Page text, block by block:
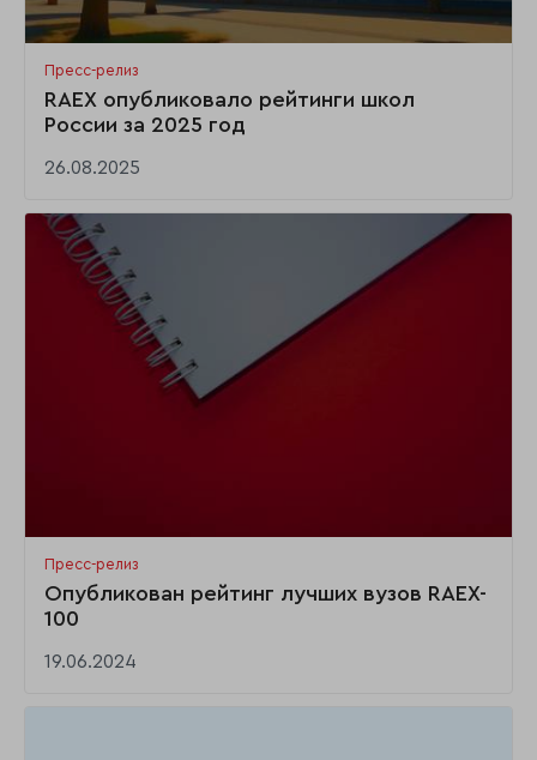
Пресс-релиз
RAEX опубликовало рейтинги школ
России за 2025 год
26.08.2025
Пресс-релиз
Опубликован рейтинг лучших вузов RAEX-
100
19.06.2024